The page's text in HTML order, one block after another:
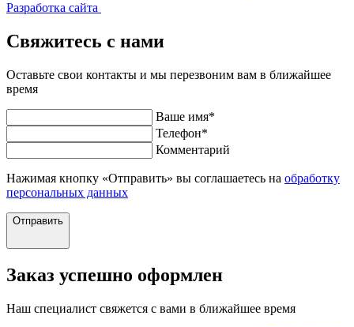
Разработка сайта
Свяжитесь с нами
Оставьте свои контакты и мы перезвоним вам в ближайшее
время
Ваше имя*
Телефон*
Комментарий
Нажимая кнопку «Отправить» вы соглашаетесь на обработку
персональных данных
Отправить
Заказ успешно оформлен
Наш специалист свяжется с вами в ближайшее время